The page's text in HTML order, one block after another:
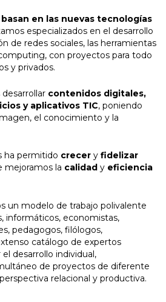
en las nuevas tecnologías
especializados en el desarrollo
de redes sociales, las herramientas
con proyectos para todo
y privados.
contenidos digitales,
y aplicativos TIC, poniendo
el conocimiento y la
ha permitido crecer y fidelizar
mejoramos la calidad y eficiencia
un modelo de trabajo polivalente
informáticos, economistas,
pedagogos, filólogos,
catálogo de expertos
desarrollo individual,
de proyectos de diferente
relacional y productiva.